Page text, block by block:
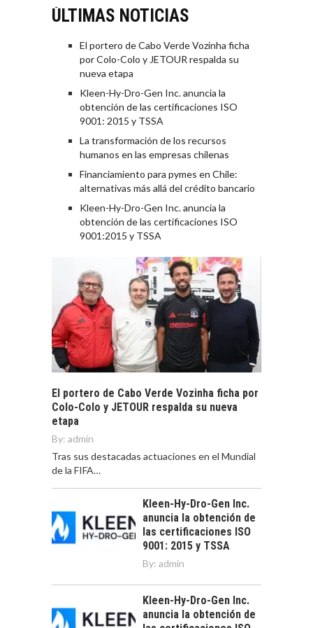
ÚLTIMAS NOTICIAS
El portero de Cabo Verde Vozinha ficha
por Colo-Colo y JETOUR respalda su
nueva etapa
Kleen-Hy-Dro-Gen Inc. anuncia la
obtención de las certificaciones ISO
9001: 2015 y TSSA
La transformación de los recursos
humanos en las empresas chilenas
Financiamiento para pymes en Chile:
alternativas más allá del crédito bancario
Kleen-Hy-Dro-Gen Inc. anuncia la
obtención de las certificaciones ISO
9001:2015 y TSSA
El portero de Cabo Verde Vozinha ficha por
Colo-Colo y JETOUR respalda su nueva
etapa
By: admin
Tras sus destacadas actuaciones en el Mundial
de la FIFA…
Kleen-Hy-Dro-Gen Inc.
anuncia la obtención de
las certificaciones ISO
9001: 2015 y TSSA
By: admin
Kleen-Hy-Dro-Gen Inc.
anuncia la obtención de